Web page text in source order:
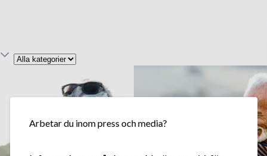
Arbetar du inom press och media?
Kategori